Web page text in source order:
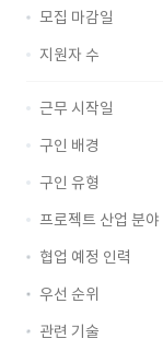
모집 마감일
지원자 수
근무 시작일
구인 배경
구인 유형
프로젝트 산업 분야
협업 예정 인력
우선 순위
관련 기술